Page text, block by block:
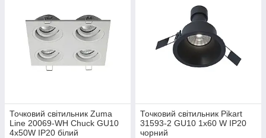
Точковий світильник Zuma
Line 20069-WH Chuck GU10
4x50W IP20 білий
Точковий світильник Pikart
31593-2 GU10 1x60 W IP20
чорний